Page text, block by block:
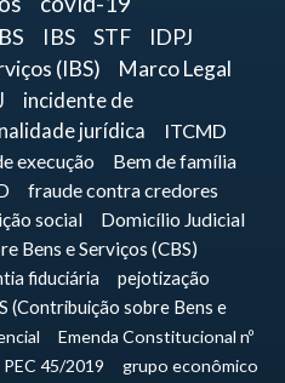
IBS STF
IDPJ
(IBS)
Marco Legal
incidente de
jurídica
ITCMD
execução
Bem de família
fraude contra credores
social
Domicílio Judicial
Bens e Serviços (CBS)
fiduciária
pejotização
(Contribuição sobre Bens e
Emenda Constitucional nº
PEC 45/2019
grupo econômico